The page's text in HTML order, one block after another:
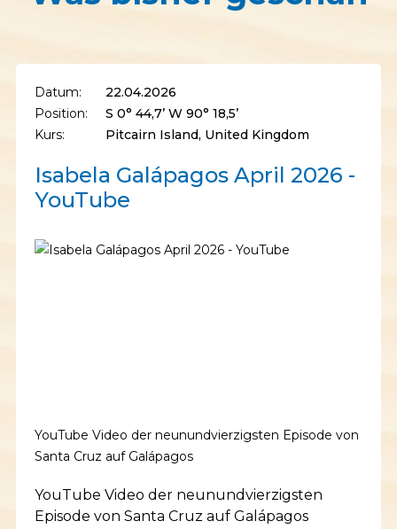
Datum:
22.04.2026
Position:
S 0° 44,7’ W 90° 18,5’
Kurs:
Pitcairn Island, United Kingdom
Isabela Galápagos April 2026 -
YouTube
YouTube Video der neunundvierzigsten Episode von
Santa Cruz auf Galápagos
YouTube Video der neunundvierzigsten
Episode von Santa Cruz auf Galápagos